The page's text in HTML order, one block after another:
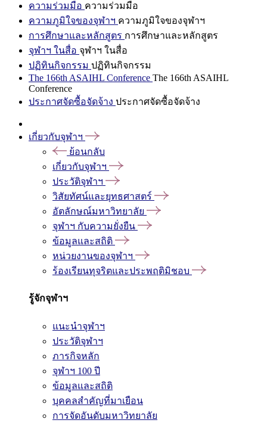
ความร่วมมือ ความร่วมมือ
ความภูมิใจของจุฬาฯ ความภูมิใจของจุฬาฯ
การศึกษาและหลักสูตร การศึกษาและหลักสูตร
จุฬาฯ ในสื่อ จุฬาฯ ในสื่อ
ปฏิทินกิจกรรม ปฏิทินกิจกรรม
The 166th ASAIHL Conference The 166th ASAIHL
Conference
ประกาศจัดซื้อจัดจ้าง ประกาศจัดซื้อจัดจ้าง
เกี่ยวกับจุฬาฯ
ย้อนกลับ
เกี่ยวกับจุฬาฯ
ประวัติจุฬาฯ
วิสัยทัศน์และยุทธศาสตร์
อัตลักษณ์มหาวิทยาลัย
จุฬาฯ กับความยั่งยืน
ข้อมูลและสถิติ
หน่วยงานของจุฬาฯ
ร้องเรียนทุจริตและประพฤติมิชอบ
รู้จักจุฬาฯ
แนะนำจุฬาฯ
ประวัติจุฬาฯ
ภารกิจหลัก
จุฬาฯ 100 ปี
ข้อมูลและสถิติ
บุคคลสำคัญที่มาเยือน
การจัดอันดับมหาวิทยาลัย